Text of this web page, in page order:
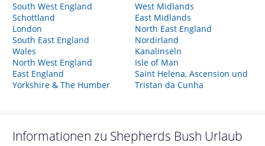
South West England
Schottland
London
South East England
Wales
North West England
East England
Yorkshire & The Humber
West Midlands
East Midlands
North East England
Nordirland
Kanalinseln
Isle of Man
Saint Helena, Ascension und
Tristan da Cunha
Informationen zu Shepherds Bush Urlaub